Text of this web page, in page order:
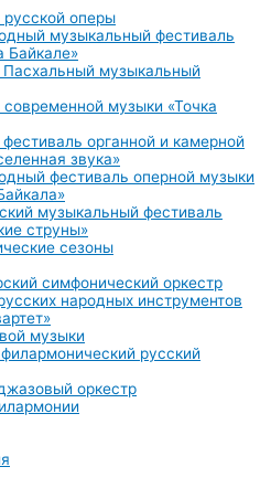
оперы
музыкальный фестиваль
Байкале»
музыкальный
музыки «Точка
органной и камерной
звука»
фестиваль оперной музыки
музыкальный фестиваль
струны»
сезоны
симфонический оркестр
народных инструментов
музыки
русский
оркестр